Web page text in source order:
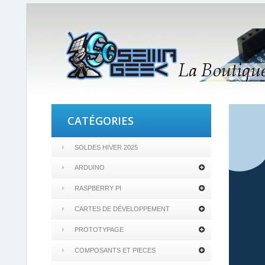
CATÉGORIES
SOLDES HIVER 2025
ARDUINO
RASPBERRY PI
CARTES DE DÉVELOPPEMENT
PROTOTYPAGE
COMPOSANTS ET PIECES